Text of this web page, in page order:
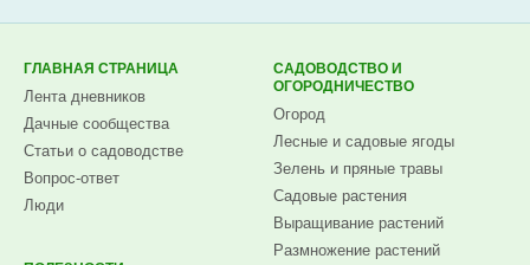
ГЛАВНАЯ СТРАНИЦА
Лента дневников
Дачные сообщества
Статьи о садоводстве
Вопрос-ответ
Люди
САДОВОДСТВО И
ОГОРОДНИЧЕСТВО
Огород
Лесные и садовые ягоды
Зелень и пряные травы
Садовые растения
Выращивание растений
Размножение растений